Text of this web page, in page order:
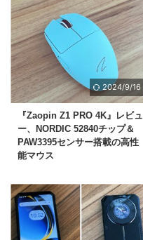
2024/9/16
『Zaopin Z1 PRO 4K』レビュ
ー、NORDIC 52840チップ＆
PAW3395センサー搭載の高性
能マウス